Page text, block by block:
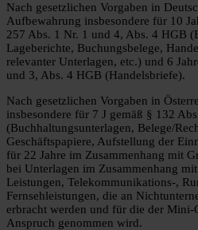
Nach gesetzlichen Vorgaben in
Aufbewahrung insbesondere für 10
257 Abs. 1 Nr. 1 und 4, Abs. 4 HGB
Lageberichte, Buchungsbelege,
relevanter Unterlagen, etc.) und 6
und 3, Abs. 4 HGB (Handelsbriefe).
Nach gesetzlichen Vorgaben in
insbesondere für 7 J gemäß § 132
(Buchhaltungsunterlagen, Belege/
Geschäftspapiere, Aufstellung der
für 22 Jahre im Zusammenhang mit
bei Unterlagen im Zusammenhang
Leistungen, Telekommunikations-,
Fernsehleistungen, die an
erbracht werden und für die der Mini-
Anspruch genommen wird.